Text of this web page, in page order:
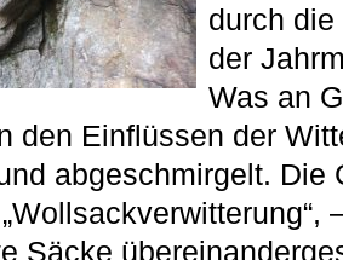
durch
der
Was an
den Einflüssen der
abgeschmirgelt. Die
Säcke